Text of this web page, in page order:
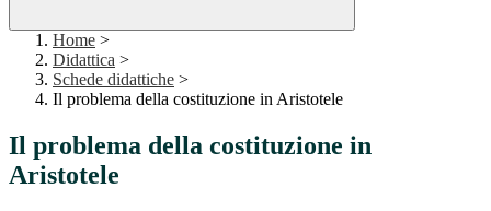
Home >
Didattica >
Schede didattiche >
Il problema della costituzione in Aristotele
Il problema della costituzione in
Aristotele